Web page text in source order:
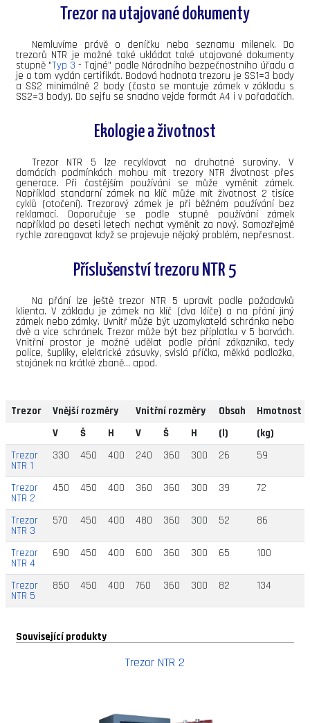
Trezor na utajované dokumenty
Nemluvíme právě o deníčku nebo seznamu milenek. Do
trezorů NTR je možné také ukládat také utajované dokumenty
stupně "Typ 3 - Tajné" podle Národního bezpečnostního úřadu a
je o tom vydán certifikát. Bodová hodnota trezoru je SS1=3 body
a SS2 minimálně 2 body (často se montuje zámek v základu s
SS2=3 body). Do sejfu se snadno vejde formát A4 i v pořadačích.
Ekologie a životnost
Trezor NTR 5 lze recyklovat na druhotné suroviny. V
domácích podmínkách mohou mít trezory NTR životnost přes
generace. Při častějším používání se může vyměnit zámek.
Například standarní zámek na klíč může mít životnost 2 tisíce
cyklů (otočení). Trezorový zámek je při běžném používání bez
reklamací. Doporučuje se podle stupně používání zámek
například po deseti letech nechat vyměnit za nový. Samozřejmě
rychle zareagovat když se projevuje nějaký problém, nepřesnost.
Příslušenství trezoru NTR 5
Na přání lze ještě trezor NTR 5 upravit podle požadavků
klienta. V základu je zámek na klíč (dva klíče) a na přání jiný
zámek nebo zámky. Uvnitř může být uzamykatelá schránka nebo
dvě a více schránek. Trezor může být bez příplatku v 5 barvách.
Vnitřní prostor je možné udělat podle přání zákazníka, tedy
police, šuplíky, elektrické zásuvky, svislá příčka, měkká podložka,
stojánek na krátké zbaně... apod.
Trezor Vnější rozměry Vnitřní rozměry Obsah
Hmotnost
V
Š H V Š H (l)
(kg)
Trezor
NTR 1
330 450 400 240 360 300 26 59
Trezor
NTR 2
450 450 400 360 360 300 39 72
Trezor
NTR 3
570 450 400 480 360 300 52 86
Trezor
NTR 4
690 450 400 600 360 300 65 100
Trezor
NTR 5
850 450 400 760 360 300 82 134
Související produkty
Trezor NTR 2